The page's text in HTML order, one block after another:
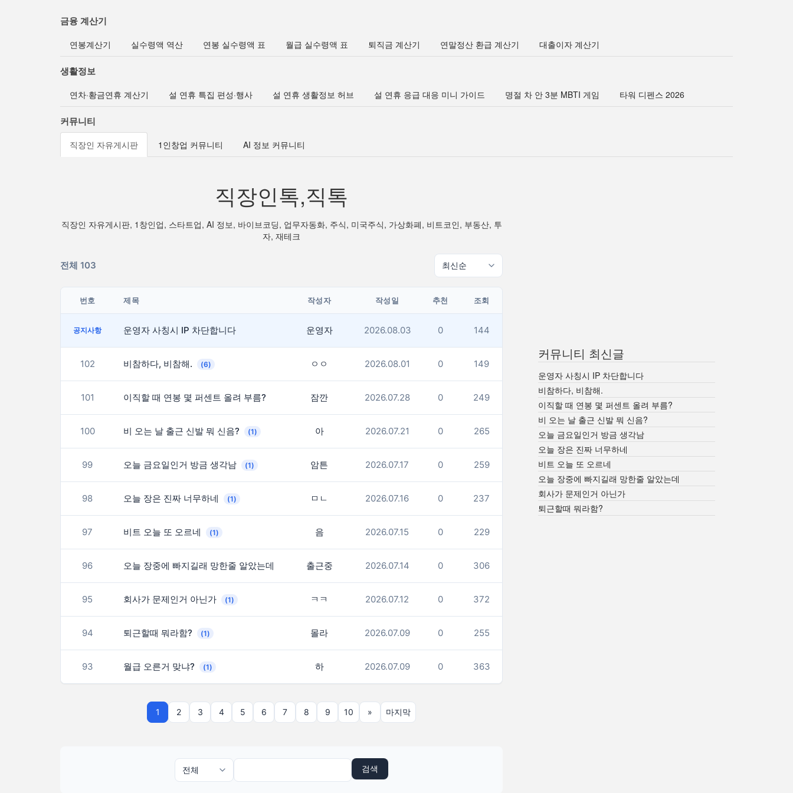
금융 계산기
연봉계산기 실수령액 역산 연봉 실수령액 표 월급 실수령액 표 퇴직금 계산기 연말정산 환급 계산기 대출이자 계산기
생활정보
연차·황금연휴 계산기 설 연휴 특집 편성·행사 설 연휴 생활정보 허브 설 연휴 응급 대응 미니 가이드 명절 차 안 3분 MBTI 게임 타워 디펜스 2026
커뮤니티
직장인 자유게시판 1인창업 커뮤니티 AI 정보 커뮤니티
직장인톡,직톡
직장인 자유게시판, 1창인업, 스타트업, AI 정보, 바이브코딩, 업무자동화, 주식, 미국주식, 가상화폐, 비트코인, 부동산, 투
자, 재테크
전체 103
번호 제목 작성자 작성일 추천 조회
공지사항 운영자 사칭시 IP 차단합니다 운영자 2026.08.03 0 144
102 비참하다, 비참해. (6) ㅇㅇ 2026.08.01 0 149
101 이직할 때 연봉 몇 퍼센트 올려 부름? 잠깐 2026.07.28 0 249
100 비 오는 날 출근 신발 뭐 신음? (1) 아 2026.07.21 0 265
99 오늘 금요일인거 방금 생각남 (1) 암튼 2026.07.17 0 259
98 오늘 장은 진짜 너무하네 (1) ㅁㄴ 2026.07.16 0 237
97 비트 오늘 또 오르네 (1) 음 2026.07.15 0 229
96 오늘 장중에 빠지길래 망한줄 알았는데 출근중 2026.07.14 0 306
95 회사가 문제인거 아닌가 (1) ㅋㅋ 2026.07.12 0 372
94 퇴근할때 뭐라함? (1) 몰라 2026.07.09 0 255
93 월급 오른거 맞냐? (1) 하 2026.07.09 0 363
1 2 3 4 5 6 7 8 9 10 » 마지막
검색
커뮤니티 최신글
운영자 사칭시 IP 차단합니다
비참하다, 비참해.
이직할 때 연봉 몇 퍼센트 올려 부름?
비 오는 날 출근 신발 뭐 신음?
오늘 금요일인거 방금 생각남
오늘 장은 진짜 너무하네
비트 오늘 또 오르네
오늘 장중에 빠지길래 망한줄 알았는데
회사가 문제인거 아닌가
퇴근할때 뭐라함?